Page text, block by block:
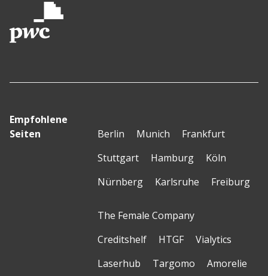
Empfohlene
Seiten
Berlin Munich
Frankfurt
Stuttgart
Hamburg
Köln
Nürnberg
Karlsruhe Freiburg
The Female Company
Creditshelf
HTGF
Vialytics
Laserhub
Targomo Amorelie